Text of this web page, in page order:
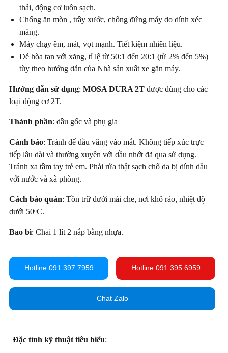
thải, động cơ luôn sạch.
Chống ăn mòn , trầy xước, chống đứng máy do dính xéc
măng.
Máy chạy êm, mát, vọt mạnh. Tiết kiệm nhiên liệu.
Dễ hòa tan với xăng, tỉ lệ từ 50:1 đến 20:1 (từ 2% đến 5%)
tùy theo hướng dẫn của Nhà sản xuất xe gắn máy.
Hướng dẫn sử dụng: MOSA DURA 2T được dùng cho các
loại động cơ 2T.
Thành phần: dầu gốc và phụ gia
Cảnh báo: Tránh để dầu văng vào mắt. Không tiếp xúc trực
tiếp lâu dài và thường xuyên với dầu nhớt đã qua sử dụng.
Tránh xa tầm tay trẻ em. Phải rửa thật sạch chổ da bị dính dầu
với nước và xà phòng.
Cách bảo quản: Tồn trữ dưới mái che, nơi khô ráo, nhiệt độ
dưới 50ᵒC.
Bao bì: Chai 1 lít 2 nắp bằng nhựa.
Hotline 091.397.7959 Hotline 091.395.6959
Chat Zalo
Đặc tính kỹ thuật tiêu biểu: